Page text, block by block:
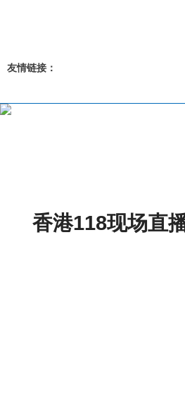
友情链接：
香港118现场直